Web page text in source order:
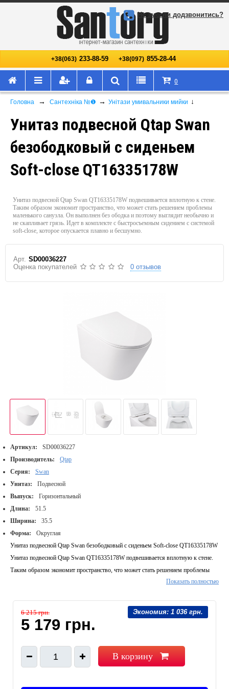
+38(063) 233-88-59 +38(097) 855-28-44
Не змогли додзвонитись?
0
Головна → Сантехніка №❶ → Унітази умивальники мийки ↓
Унитаз подвесной Qtap Swan
безободковый с сиденьем
Soft-close QT16335178W
Унитаз подвесной Qtap Swan QT16335178W подвешивается вплотную к стене.
Таким образом экономит пространство, что может стать решением проблемы
маленького санузла. Он выполнен без ободка и поэтому выглядит необычно и
не скапливает грязь. Идет в комплекте с быстросъемным сидением с системой
soft-close, которое опускается плавно и бесшумно.
Арт. SD00036227
Оценка покупателей
0 отзывов
Артикул:
SD00036227
Производитель:
Qtap
Серия:
Swan
Унитаз:
Подвесной
Выпуск:
Горизонтальный
Длина:
51.5
Ширина:
35.5
Форма:
Округлая
Унитаз подвесной Qtap Swan безободковый с сиденьем Soft-close QT16335178W
Унитаз подвесной Qtap Swan QT16335178W подвешивается вплотную к стене.
Таким образом экономит пространство, что может стать решением проблемы
маленького санузла. Он выполнен без ободка и поэтому выглядит необычно и не
close, которое опускается плавно и бесшумно.
Безободковый унитаз:
Диаметр слива, мм:
100
Гарантия:
Унитаз: 27 лет. Сиденье: 2 года.
Количество грузовых мест:1
Показать полностью
Экономия: 1 036 грн.
6 215 грн.
5 179 грн.
1 В корзину